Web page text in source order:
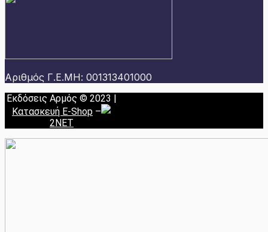
Αριθμός Γ.Ε.ΜΗ: 001313401000
Εκδόσεις Αρμός © 2023 |
Κατασκευή E-Shop –
2NET